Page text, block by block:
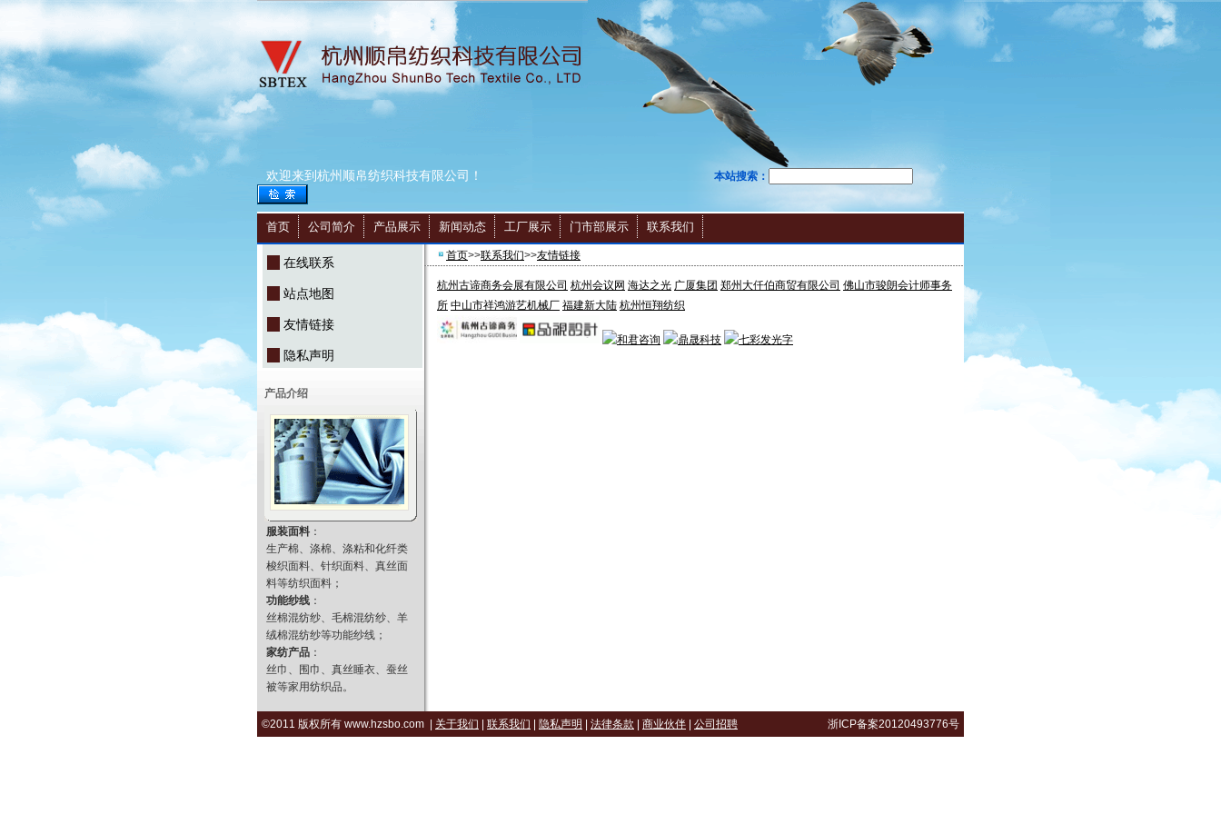
欢迎来到杭州顺帛纺织科技有限公司！ 本站搜索：
首页 公司简介 产品展示 新闻动态 工厂展示 门市部展示 联系我们
在线联系
站点地图
友情链接
隐私声明
产品介绍
服装面料 ：
生产棉、涤棉、涤粘和化纤类
梭织面料、针织面料、真丝面
料等纺织面料；
功能纱线 ：
丝棉混纺纱、毛棉混纺纱、羊
绒棉混纺纱等功能纱线；
家纺产品 ：
丝巾、围巾、真丝睡衣、蚕丝
被等家用纺织品。
首页>>联系我们>>友情链接
杭州古谛商务会展有限公司 杭州会议网 海达之光 广厦集团 郑州大仟伯商贸有限公司 佛山市骏朗会计师事务
所 中山市祥鸿游艺机械厂 福建新大陆 杭州恒翔纺织
浙ICP备案20120493776号
©2011 版权所有 www.hzsbo.com | 关于我们 联系我们 隐私声明 法律条款 商业伙伴 公司招聘